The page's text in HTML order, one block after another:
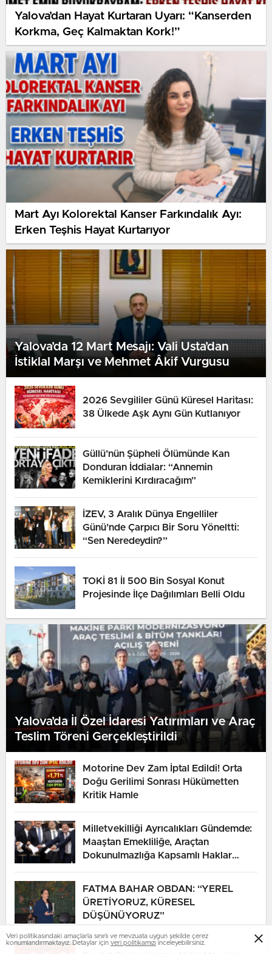
Yalova’dan Hayat Kurtaran Uyarı: “Kanserden
Korkma, Geç Kalmaktan Kork!”
Mart Ayı Kolorektal Kanser Farkındalık Ayı:
Erken Teşhis Hayat Kurtarıyor
Yalova’da 12 Mart Mesajı: Vali Usta’dan
İstiklal Marşı ve Mehmet Âkif Vurgusu
2026 Sevgililer Günü Küresel Haritası:
38 Ülkede Aşk Aynı Gün Kutlanıyor
Güllü’nün Şüpheli Ölümünde Kan
Donduran İddialar: “Annemin
Kemiklerini Kırdıracağım”
İZEV, 3 Aralık Dünya Engelliler
Günü’nde Çarpıcı Bir Soru Yöneltti:
“Sen Neredeydin?”
TOKİ 81 İl 500 Bin Sosyal Konut
Projesinde İlçe Dağılımları Belli Oldu
Yalova’da İl Özel İdaresi Yatırımları ve Araç
Teslim Töreni Gerçekleştirildi
Motorine Dev Zam İptal Edildi! Orta
Doğu Gerilimi Sonrası Hükümetten
Kritik Hamle
Milletvekilliği Ayrıcalıkları Gündemde:
Maaştan Emekliliğe, Araçtan
Dokunulmazlığa Kapsamlı Haklar
FATMA BAHAR OBDAN: “YEREL
ÜRETİYORUZ, KÜRESEL
DÜŞÜNÜYORUZ”
Veri politikasındaki amaçlarla sınırlı ve mevzuata uygun şekilde çerez
konumlandırmaktayız. Detaylar için veri politikamızı inceleyebilirsiniz.